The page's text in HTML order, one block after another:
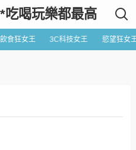
吃喝玩樂都最高
食狂女王 3C科技女王 慾望狂女